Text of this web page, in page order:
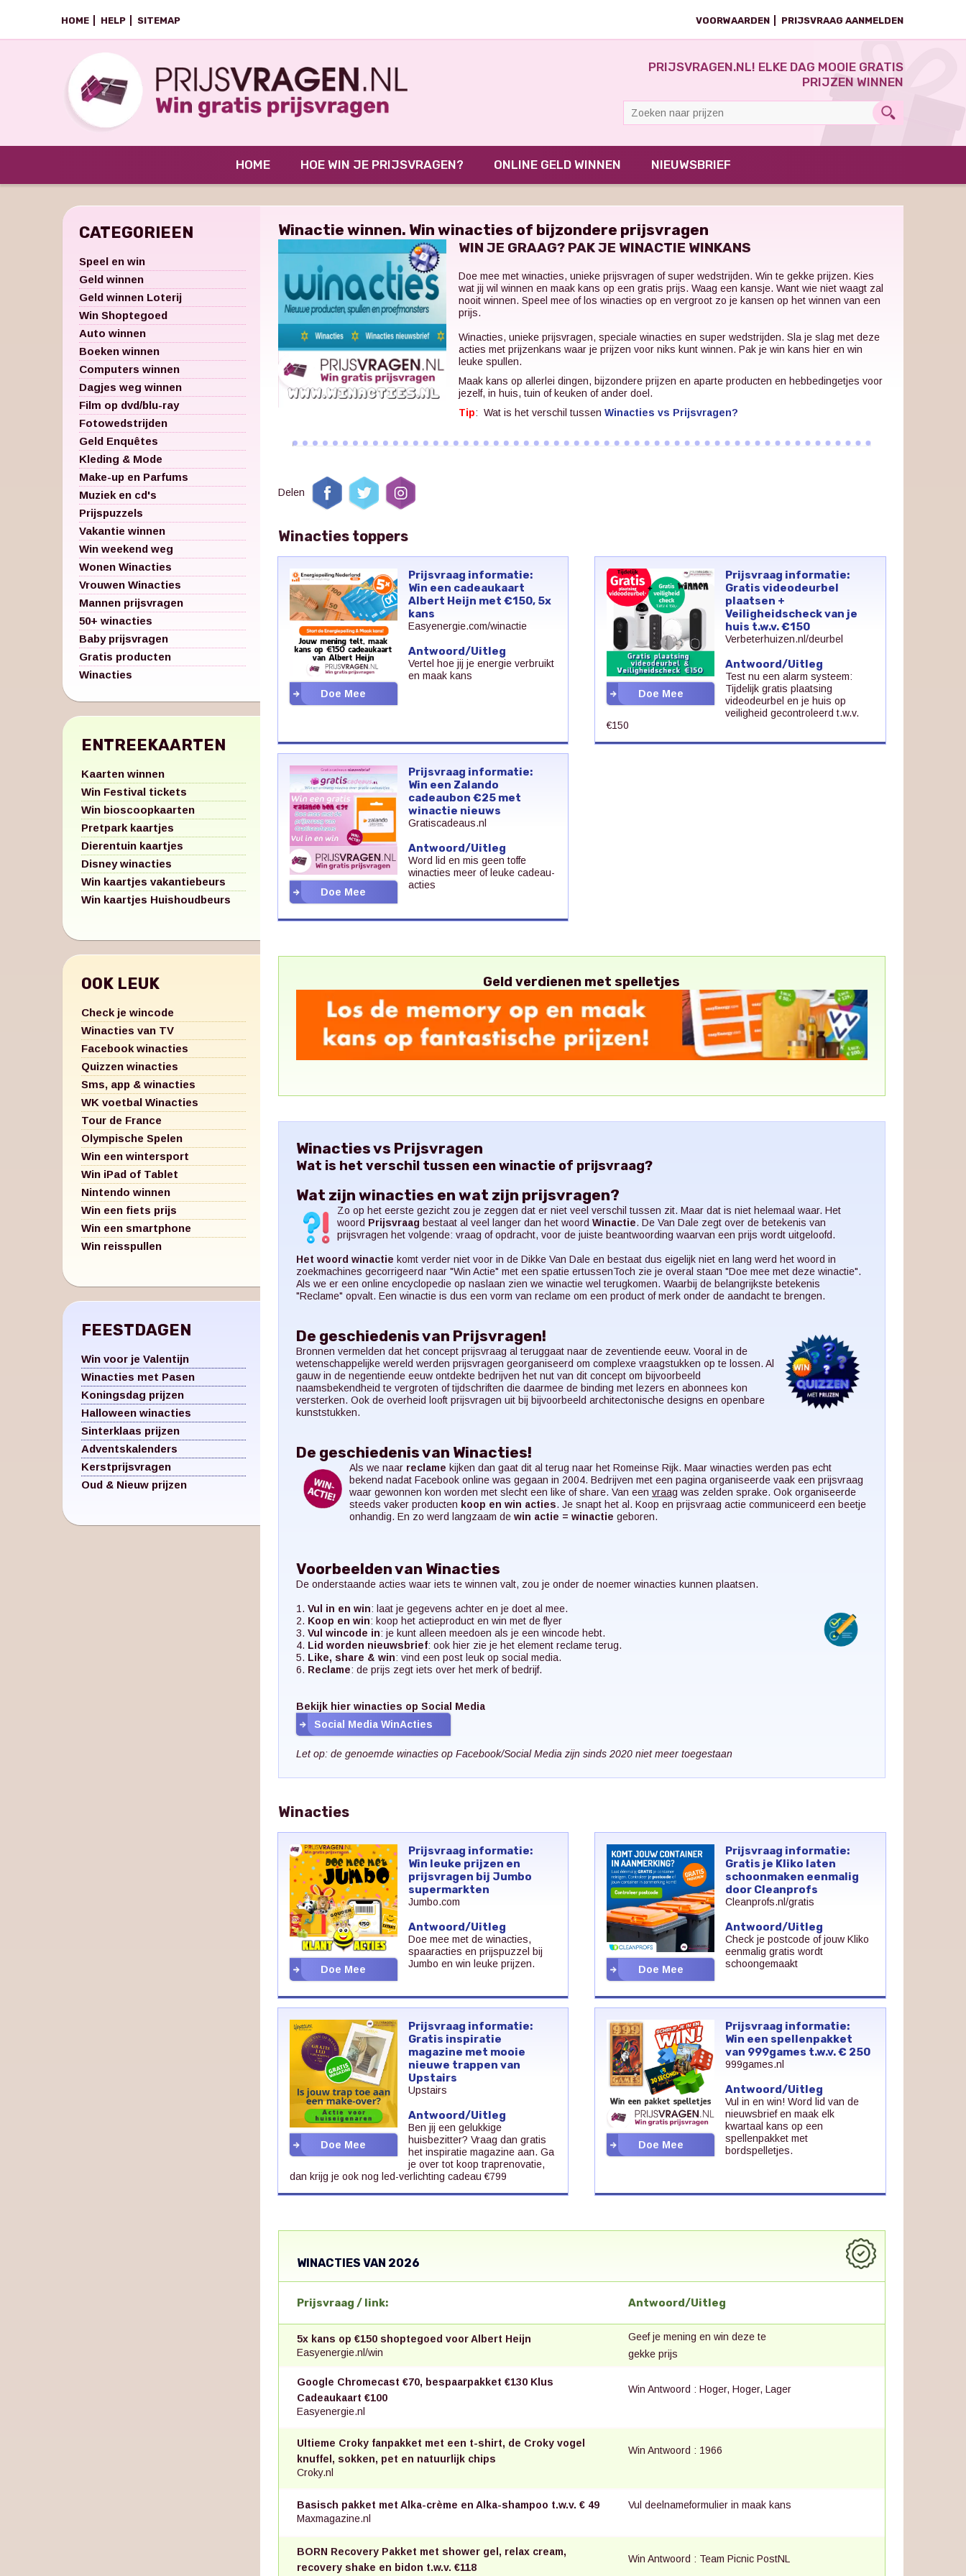
HOME HELP SITEMAP VOORWAARDEN PRIJSVRAAG AANMELDEN
PRIJSVRAGEN.NL! ELKE DAG MOOIE GRATIS
PRIJZEN WINNEN
HOME HOE WIN JE PRIJSVRAGEN? ONLINE GELD WINNEN NIEUWSBRIEF
CATEGORIEEN
Speel en win
Geld winnen
Geld winnen Loterij
Win Shoptegoed
Auto winnen
Boeken winnen
Computers winnen
Dagjes weg winnen
Film op dvd/blu-ray
Fotowedstrijden
Geld Enquêtes
Kleding & Mode
Make-up en Parfums
Muziek en cd's
Prijspuzzels
Vakantie winnen
Win weekend weg
Wonen Winacties
Vrouwen Winacties
Mannen prijsvragen
50+ winacties
Baby prijsvragen
Gratis producten
Winacties
ENTREEKAARTEN
Kaarten winnen
Win Festival tickets
Win bioscoopkaarten
Pretpark kaartjes
Dierentuin kaartjes
Disney winacties
Win kaartjes vakantiebeurs
Win kaartjes Huishoudbeurs
OOK LEUK
Check je wincode
Winacties van TV
Facebook winacties
Quizzen winacties
Sms, app & winacties
WK voetbal Winacties
Tour de France
Olympische Spelen
Win een wintersport
Win iPad of Tablet
Nintendo winnen
Win een fiets prijs
Win een smartphone
Win reisspullen
FEESTDAGEN
Win voor je Valentijn
Winacties met Pasen
Koningsdag prijzen
Halloween winacties
Sinterklaas prijzen
Adventskalenders
Kerstprijsvragen
Oud & Nieuw prijzen
Winactie winnen. Win winacties of bijzondere prijsvragen
WIN JE GRAAG? PAK JE WINACTIE WINKANS
Doe mee met winacties, unieke prijsvragen of super wedstrijden. Win te gekke prijzen. Kies
wat jij wil winnen en maak kans op een gratis prijs. Waag een kansje. Want wie niet waagt zal
nooit winnen. Speel mee of los winacties op en vergroot zo je kansen op het winnen van een
prijs.
Winacties, unieke prijsvragen, speciale winacties en super wedstrijden. Sla je slag met deze
acties met prijzenkans waar je prijzen voor niks kunt winnen. Pak je win kans hier en win
leuke spullen.
Maak kans op allerlei dingen, bijzondere prijzen en aparte producten en hebbedingetjes voor
jezelf, in huis, tuin of keuken of ander doel.
Tip: Wat is het verschil tussen Winacties vs Prijsvragen?
Delen
Winacties toppers
Doe Mee
Prijsvraag informatie:
Win een cadeaukaart
Albert Heijn met €150, 5x
kans
Easyenergie.com/winactie
Antwoord/Uitleg
Vertel hoe jij je energie verbruikt
en maak kans
Doe Mee
Prijsvraag informatie:
Gratis videodeurbel
plaatsen +
Veiligheidscheck van je
huis t.w.v. €150
Verbeterhuizen.nl/deurbel
Antwoord/Uitleg
Test nu een alarm systeem:
Tijdelijk gratis plaatsing
videodeurbel en je huis op
veiligheid gecontroleerd t.w.v.
€150
Doe Mee
Prijsvraag informatie:
Win een Zalando
cadeaubon €25 met
winactie nieuws
Gratiscadeaus.nl
Antwoord/Uitleg
Word lid en mis geen toffe
winacties meer of leuke cadeau-
acties
Geld verdienen met spelletjes
Winacties vs Prijsvragen
Wat is het verschil tussen een winactie of prijsvraag?
Wat zijn winacties en wat zijn prijsvragen?
Zo op het eerste gezicht zou je zeggen dat er niet veel verschil tussen zit. Maar dat is niet helemaal waar. Het
woord Prijsvraag bestaat al veel langer dan het woord Winactie. De Van Dale zegt over de betekenis van
prijsvragen het volgende: vraag of opdracht, voor de juiste beantwoording waarvan een prijs wordt uitgeloofd.
Het woord winactie komt verder niet voor in de Dikke Van Dale en bestaat dus eigelijk niet en lang werd het woord in
zoekmachines gecorrigeerd naar "Win Actie" met een spatie ertussenToch zie je overal staan "Doe mee met deze winactie".
Als we er een online encyclopedie op naslaan zien we winactie wel terugkomen. Waarbij de belangrijkste betekenis
"Reclame" opvalt. Een winactie is dus een vorm van reclame om een product of merk onder de aandacht te brengen.
De geschiedenis van Prijsvragen!
Bronnen vermelden dat het concept prijsvraag al teruggaat naar de zeventiende eeuw. Vooral in de
wetenschappelijke wereld werden prijsvragen georganiseerd om complexe vraagstukken op te lossen. Al
gauw in de negentiende eeuw ontdekte bedrijven het nut van dit concept om bijvoorbeeld
naamsbekendheid te vergroten of tijdschriften die daarmee de binding met lezers en abonnees kon
versterken. Ook de overheid looft prijsvragen uit bij bijvoorbeeld architectonische designs en openbare
kunststukken.
De geschiedenis van Winacties!
Als we naar reclame kijken dan gaat dit al terug naar het Romeinse Rijk. Maar winacties werden pas echt
bekend nadat Facebook online was gegaan in 2004. Bedrijven met een pagina organiseerde vaak een prijsvraag
waar gewonnen kon worden met slecht een like of share. Van een vraag was zelden sprake. Ook organiseerde
steeds vaker producten koop en win acties. Je snapt het al. Koop en prijsvraag actie communiceerd een beetje
onhandig. En zo werd langzaam de win actie = winactie geboren.
Voorbeelden van Winacties
De onderstaande acties waar iets te winnen valt, zou je onder de noemer winacties kunnen plaatsen.
1. Vul in en win: laat je gegevens achter en je doet al mee.
2. Koop en win: koop het actieproduct en win met de flyer
3. Vul wincode in: je kunt alleen meedoen als je een wincode hebt.
4. Lid worden nieuwsbrief: ook hier zie je het element reclame terug.
5. Like, share & win: vind een post leuk op social media.
6. Reclame: de prijs zegt iets over het merk of bedrijf.
Bekijk hier winacties op Social Media
Social Media WinActies
Let op: de genoemde winacties op Facebook/Social Media zijn sinds 2020 niet meer toegestaan
Winacties
Doe Mee
Prijsvraag informatie:
Win leuke prijzen en
prijsvragen bij Jumbo
supermarkten
Jumbo.com
Antwoord/Uitleg
Doe mee met de winacties,
spaaracties en prijspuzzel bij
Jumbo en win leuke prijzen.
Doe Mee
Prijsvraag informatie:
Gratis je Kliko laten
schoonmaken eenmalig
door Cleanprofs
Cleanprofs.nl/gratis
Antwoord/Uitleg
Check je postcode of jouw Kliko
eenmalig gratis wordt
schoongemaakt
Doe Mee
Prijsvraag informatie:
Gratis inspiratie
magazine met mooie
nieuwe trappen van
Upstairs
Upstairs
Antwoord/Uitleg
Ben jij een gelukkige
huisbezitter? Vraag dan gratis
het inspiratie magazine aan. Ga
je over tot koop traprenovatie,
dan krijg je ook nog led-verlichting cadeau €799
Doe Mee
Prijsvraag informatie:
Win een spellenpakket
van 999games t.w.v. € 250
999games.nl
Antwoord/Uitleg
Vul in en win! Word lid van de
nieuwsbrief en maak elk
kwartaal kans op een
spellenpakket met
bordspelletjes.
WINACTIES VAN 2026
Prijsvraag / link: Antwoord/Uitleg
5x kans op €150 shoptegoed voor Albert Heijn
Easyenergie.nl/win
Geef je mening en win deze te
gekke prijs
Google Chromecast €70, bespaarpakket €130 Klus
Cadeaukaart €100
Easyenergie.nl
Win Antwoord : Hoger, Hoger, Lager
Ultieme Croky fanpakket met een t-shirt, de Croky vogel
knuffel, sokken, pet en natuurlijk chips
Croky.nl
Win Antwoord : 1966
Basisch pakket met Alka-crème en Alka-shampoo t.w.v. € 49
Maxmagazine.nl
Vul deelnameformulier in maak kans
BORN Recovery Pakket met shower gel, relax cream,
recovery shake en bidon t.w.v. €118
Win Antwoord : Team Picnic PostNL